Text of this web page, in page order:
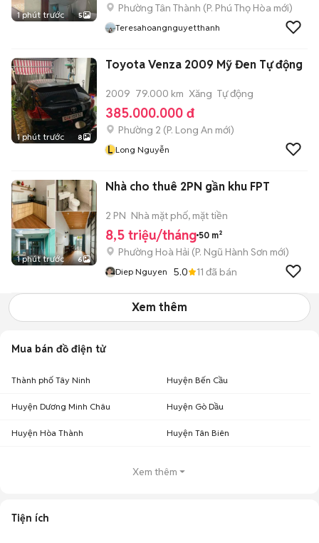
1 phút trước 5
Phường Tân Thành (P. Phú Thọ Hòa mới)
Teresahoangnguyetthanh
1 phút trước 8
Toyota Venza 2009 Mỹ Đen Tự động
2009 79.000 km Xăng Tự động
385.000.000 đ
Phường 2 (P. Long An mới)
L Long Nguyễn
1 phút trước 6
Nhà cho thuê 2PN gần khu FPT
2 PN Nhà mặt phố, mặt tiền
8,5 triệu/tháng 50 m²
Phường Hoà Hải (P. Ngũ Hành Sơn mới)
Diep Nguyen 5.0 11 đã bán
Xem thêm
Mua bán đồ điện tử
Thành phố Tây Ninh Huyện Bến Cầu
Huyện Dương Minh Châu Huyện Gò Dầu
Huyện Hòa Thành Huyện Tân Biên
Xem thêm
Tiện ích